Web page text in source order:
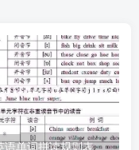
语单词拼读规则表